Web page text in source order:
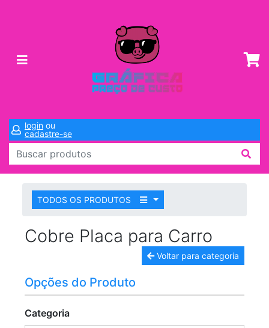
login ou
cadastre-se
TODOS OS PRODUTOS
Cobre Placa para Carro
Voltar para categoria
Opções do Produto
Categoria